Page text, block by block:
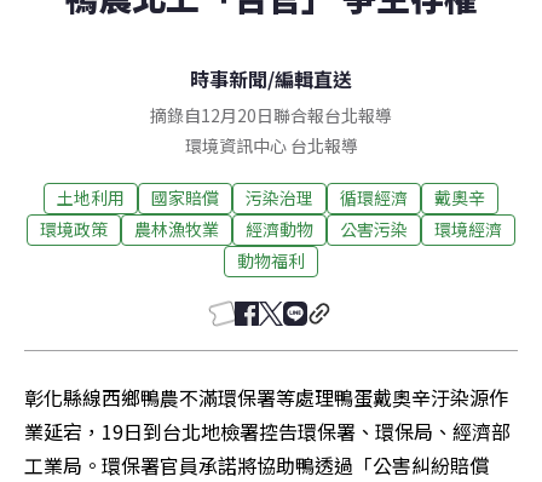
時事新聞/編輯直送
摘錄自12月20日聯合報台北報導
環境資訊中心 台北報導
土地利用 國家賠償 污染治理 循環經濟
戴奧辛
環境政策
農林漁牧業 經濟動物 公害污染
環境經濟
動物福利
彰化縣線西鄉鴨農不滿環保署等處理鴨蛋戴奧辛汙染源作
業延宕，19日到台北地檢署控告環保署、環保局、經濟部
工業局。環保署官員承諾將協助鴨透過「公害糾紛賠償